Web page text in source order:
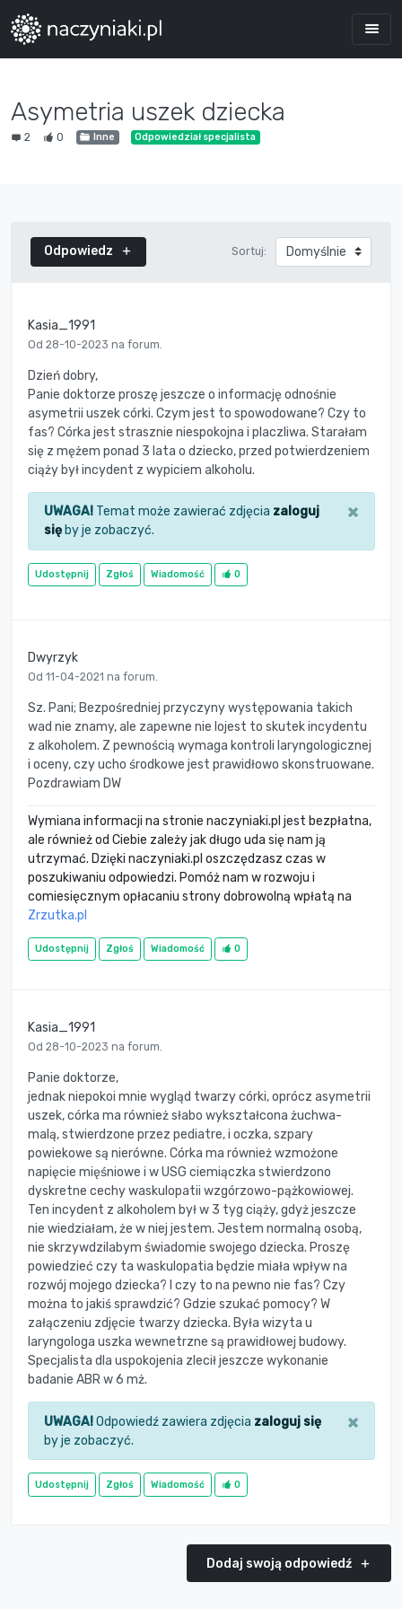
Asymetria uszek dziecka
2 0 Inne Odpowiedział specjalista
Odpowiedz Sortuj:
Kasia_1991
Od 28-10-2023 na forum.
Dzień dobry,
Panie doktorze proszę jeszcze o informację odnośnie
asymetrii uszek córki. Czym jest to spowodowane? Czy to
fas? Córka jest strasznie niespokojna i placzliwa. Starałam
się z mężem ponad 3 lata o dziecko, przed potwierdzeniem
ciąży był incydent z wypiciem alkoholu.
UWAGA! Temat może zawierać zdjęcia zaloguj
się by je zobaczyć.
×
Udostępnij Zgłoś Wiadomość 0
Dwyrzyk
Od 11-04-2021 na forum.
Sz. Pani; Bezpośredniej przyczyny występowania takich
wad nie znamy, ale zapewne nie lojest to skutek incydentu
z alkoholem. Z pewnością wymaga kontroli laryngologicznej
i oceny, czy ucho środkowe jest prawidłowo skonstruowane.
Pozdrawiam DW
Wymiana informacji na stronie naczyniaki.pl jest bezpłatna,
ale również od Ciebie zależy jak długo uda się nam ją
utrzymać. Dzięki naczyniaki.pl oszczędzasz czas w
poszukiwaniu odpowiedzi. Pomóż nam w rozwoju i
comiesięcznym opłacaniu strony dobrowolną wpłatą na
Zrzutka.pl
Udostępnij Zgłoś Wiadomość 0
Kasia_1991
Od 28-10-2023 na forum.
Panie doktorze,
jednak niepokoi mnie wygląd twarzy córki, oprócz asymetrii
uszek, córka ma również słabo wykształcona żuchwa-
malą, stwierdzone przez pediatre, i oczka, szpary
powiekowe są nierówne. Córka ma również wzmożone
napięcie mięśniowe i w USG ciemiączka stwierdzono
dyskretne cechy waskulopatii wzgórzowo-pążkowiowej.
Ten incydent z alkoholem był w 3 tyg ciąży, gdyż jeszcze
nie wiedziałam, że w niej jestem. Jestem normalną osobą,
nie skrzywdzilabym świadomie swojego dziecka. Proszę
powiedzieć czy ta waskulopatia będzie miała wpływ na
rozwój mojego dziecka? I czy to na pewno nie fas? Czy
można to jakiś sprawdzić? Gdzie szukać pomocy? W
załączeniu zdjęcie twarzy dziecka. Była wizyta u
laryngologa uszka wewnetrzne są prawidłowej budowy.
Specjalista dla uspokojenia zlecił jeszcze wykonanie
badanie ABR w 6 mż.
UWAGA!Odpowiedź zawiera zdjęcia zaloguj się
by je zobaczyć.
×
Udostępnij Zgłoś Wiadomość 0
Dodaj swoją odpowiedź